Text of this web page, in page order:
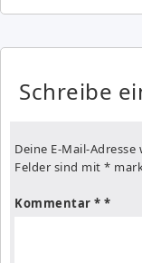
Schreibe
Deine E-Mail-
Felder sind mit *
Kommentar *